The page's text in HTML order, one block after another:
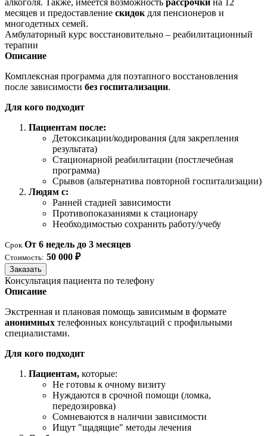
алкоголя. Также, имеется возможность рассрочки на 12
месяцев и предоставление скидокдля пенсионеров и
многодетных семей.
Амбулаторный курс восстановительно – реабилитационный
терапии
Описание
Комплексная программа для поэтапного восстановления
после зависимости без госпитализации.
Для кого подходит
Пациентам после:
Детоксикации/кодирования (для закрепления
результата)
Стационарной реабилитации (постлечебная
программа)
Срывов (альтернатива повторной госпитализации)
Людям с:
Ранней стадией зависимости
Противопоказаниями к стационару
Необходимостью сохранить работу/учебу
Срок От 6 недель до 3 месяцев
Стоимость: 50 000 ₽
Заказать
Консультация пациента по телефону
Описание
Экстренная и плановая помощь зависимым в формате
анонимных телефонных консультаций с профильными
специалистами.
Для кого подходит
Пациентам, которые:
Не готовы к очному визиту
Нуждаются в срочной помощи (ломка,
передозировка)
Сомневаются в наличии зависимости
Ищут "щадящие" методы лечения